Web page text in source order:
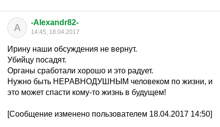
A -Alexandr82-
14:45, 18.04.2017
Ирину наши обсуждения не вернут.
Убийцу посадят.
Органы сработали хорошо и это радует.
Нужно быть НЕРАВНОДУШНЫМ человеком по жизни, и
это может спасти кому-то жизнь в будущем!
[Сообщение изменено пользователем 18.04.2017 14:50]